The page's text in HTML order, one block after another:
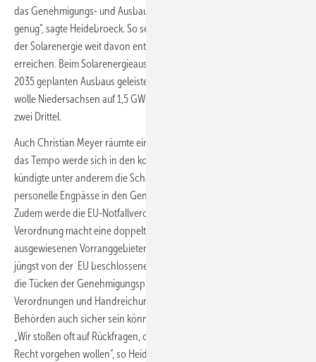
das Genehmigungs- und Ausbautempo sind uns noch nicht hoch
genug“, sagte Heidebroeck. So sei man sowohl bei Wind als auch bei
der Solarenergie weit davon entfernt, die selbst gesteckten Ziele zu
erreichen. Beim Solarenergieausbau seien erst zehn Prozent des bis
2035 geplanten Ausbaus geleistet, kritisierte Heidebroeck. Beim Wind
wolle Niedersachsen auf 1,5 GW pro Jahr kommen, da fehlten noch
zwei Drittel.
Auch Christian Meyer räumte ein, man sei noch nicht am Ziel, doch
das Tempo werde sich in den kommenden Jahren steigern. Er
kündigte unter anderem die Schaffung von 30 Springerstellen an, um
personelle Engpässe in den Genehmigungsbehörden zu verringern.
Zudem werde die EU-Notfallverordnung weiterhin angewendet. Die
Verordnung macht eine doppelte Umweltprüfung in bereits
ausgewiesenen Vorranggebieten überflüssig und wurde über die
jüngst von der EU beschlossene die RED III-Richtlinie entfristet. Doch
die Tücken der Genehmigungspraxis liegen im Detail. Es fehle an
Verordnungen und Handreichungen, damit die Mitarbeiter der
Behörden auch sicher sein können, welches Recht anzuwenden sei.
„Wir stoßen oft auf Rückfragen, ob wir nicht doch lieber nach alten
Recht vorgehen wollen“, so Heidebroeck.